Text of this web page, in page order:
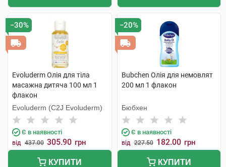
−30%
Evoluderm Олія для тіла
масажна дитяча 100 мл 1
флакон
Evoluderm (C2J Evoluderm)
Є в наявності
від 437.00 305.90 грн
КУПИТИ
−20%
Bubchen Олія для немовлят
200 мл 1 флакон
Бюбхен
Є в наявності
від 227.50 182.00 грн
КУПИТИ